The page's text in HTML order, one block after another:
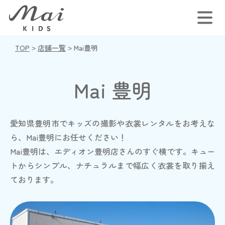
TOP > 店舗一覧 > Mai豊明
Mai 豊明
愛知県豊明市でキッズの撮影や衣裳レンタルをお考えな
ら、Mai豊明にお任せください！
Mai豊明は、エディオン豊明店さんのすぐ横です。 キュー
トからシンプル、ナチュラルまで幅広く衣裳を取り揃え
ております。